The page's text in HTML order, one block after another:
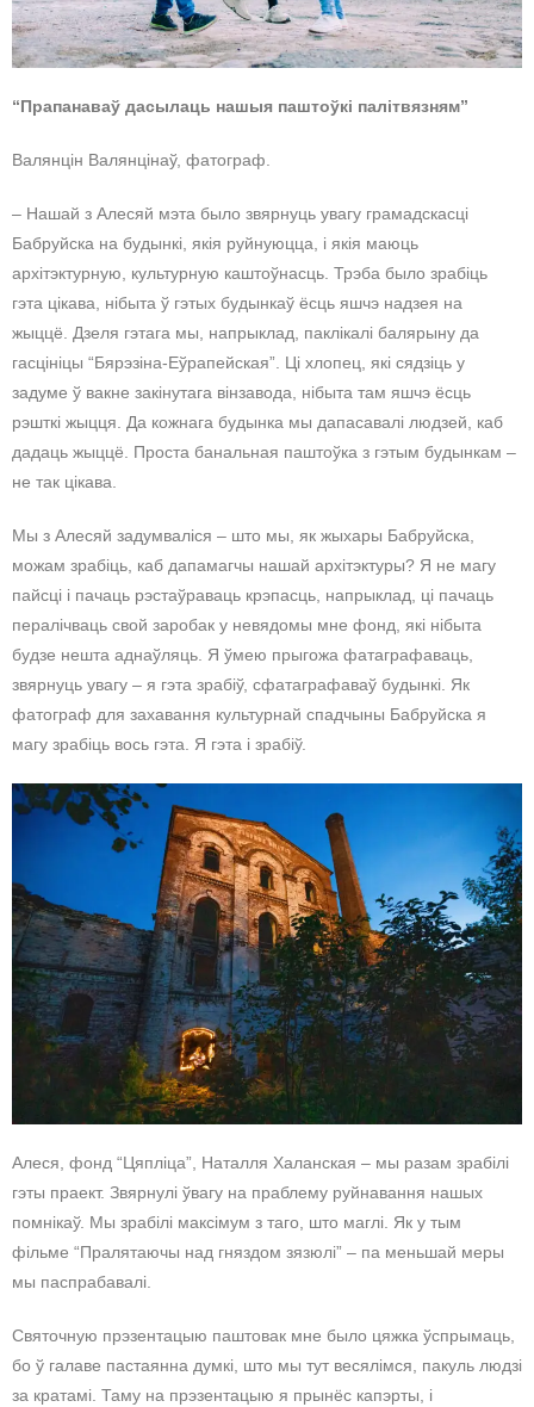
“Прапанаваў дасылаць нашыя паштоўкі палітвязням”
Валянцін Валянцінаў, фатограф.
– Нашай з Алесяй мэта было звярнуць увагу грамадскасці
Бабруйска на будынкі, якія руйнуюцца, і якія маюць
архітэктурную, культурную каштоўнасць. Трэба было зрабіць
гэта цікава, нібыта ў гэтых будынкаў ёсць яшчэ надзея на
жыццё. Дзеля гэтага мы, напрыклад, паклікалі балярыну да
гасцініцы “Бярэзіна-Еўрапейская”. Ці хлопец, які сядзіць у
задуме ў вакне закінутага вінзавода, нібыта там яшчэ ёсць
рэшткі жыцця. Да кожнага будынка мы дапасавалі людзей, каб
дадаць жыццё. Проста банальная паштоўка з гэтым будынкам –
не так цікава.
Мы з Алесяй задумваліся – што мы, як жыхары Бабруйска,
можам зрабіць, каб дапамагчы нашай архітэктуры? Я не магу
пайсці і пачаць рэстаўраваць крэпасць, напрыклад, ці пачаць
пералічваць свой заробак у невядомы мне фонд, які нібыта
будзе нешта аднаўляць. Я ўмею прыгожа фатаграфаваць,
звярнуць увагу – я гэта зрабіў, сфатаграфаваў будынкі. Як
фатограф для захавання культурнай спадчыны Бабруйска я
магу зрабіць вось гэта. Я гэта і зрабіў.
Алеся, фонд “Цяпліца”, Наталля Халанская – мы разам зрабілі
гэты праект. Звярнулі ўвагу на праблему руйнавання нашых
помнікаў. Мы зрабілі максімум з таго, што маглі. Як у тым
фільме “Пралятаючы над гняздом зязюлі” – па меньшай меры
мы паспрабавалі.
Святочную прэзентацыю паштовак мне было цяжка ўспрымаць,
бо ў галаве пастаянна думкі, што мы тут весялімся, пакуль людзі
за кратамі. Таму на прэзентацыю я прынёс капэрты, і